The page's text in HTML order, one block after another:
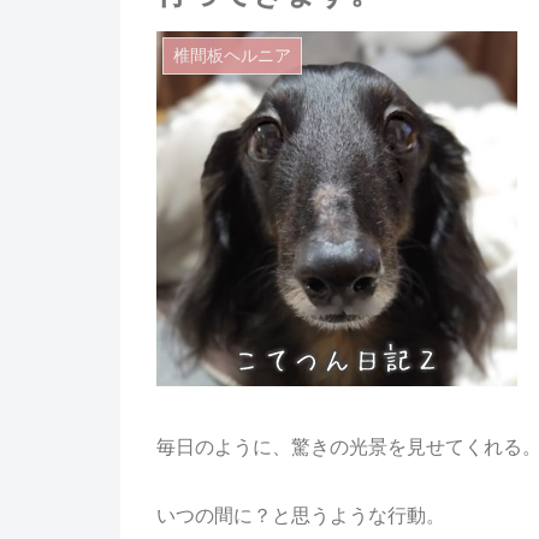
椎間板ヘルニア
毎日のように、驚きの光景を見せてくれる。
いつの間に？と思うような行動。